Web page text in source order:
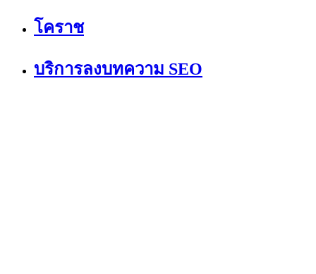
โคราช
บริการลงบทความ SEO